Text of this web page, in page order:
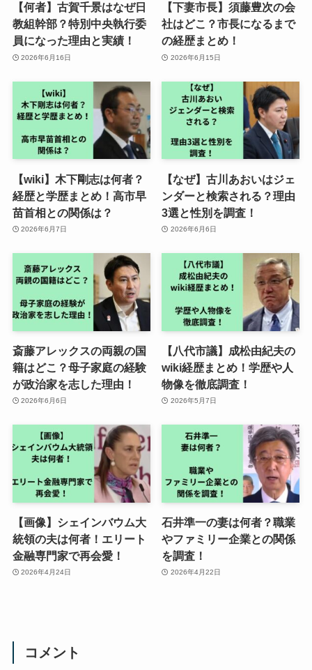
【何者】古賀千景はなぜ日
教組幹部？特別中央執行委
員になった理由と実績！
2026年6月16日
【下妻市長】須藤豊次の会
社はどこ？市長になるまで
の経歴まとめ！
2026年6月15日
【wiki】木下剛志は何者？
経歴と学歴まとめ！高市早
苗首相との関係は？
2026年6月7日
【なぜ】古川あおいはジェ
ンダーと検索される？理由
3選と性別を調査！
2026年6月6日
斎藤アレックスの両親の国
籍はどこ？母子家庭の経験
が政治家を志した理由！
2026年6月6日
【八代市議】成松由紀夫の
wiki経歴まとめ！学歴や人
物像を徹底調査！
2026年5月7日
【画像】シェインバウム大
統領の夫は何者！エリート
金融専門家で再会愛！
2026年4月24日
石井準一の妻は何者？職業
やファミリー企業との関係
を調査！
2026年4月22日
コメント